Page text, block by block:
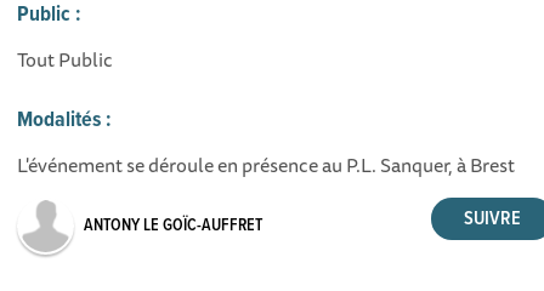
Public :
Tout Public
Modalités :
L'événement se déroule en présence au P.L. Sanquer, à Brest
ANTONY LE GOÏC-AUFFRET